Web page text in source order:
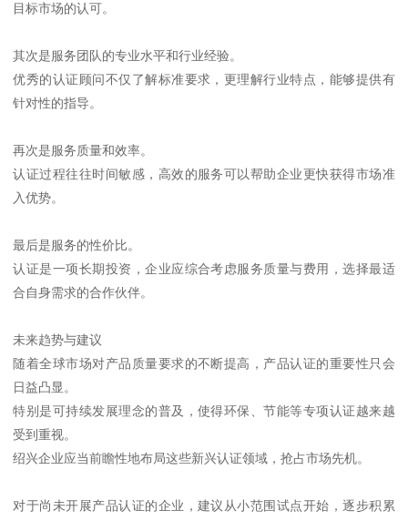
目标市场的认可。
其次是服务团队的专业水平和行业经验。
优秀的认证顾问不仅了解标准要求，更理解行业特点，能够提供有
针对性的指导。
再次是服务质量和效率。
认证过程往往时间敏感，高效的服务可以帮助企业更快获得市场准
入优势。
最后是服务的性价比。
认证是一项长期投资，企业应综合考虑服务质量与费用，选择最适
合自身需求的合作伙伴。
未来趋势与建议
随着全球市场对产品质量要求的不断提高，产品认证的重要性只会
日益凸显。
特别是可持续发展理念的普及，使得环保、节能等专项认证越来越
受到重视。
绍兴企业应当前瞻性地布局这些新兴认证领域，抢占市场先机。
对于尚未开展产品认证的企业，建议从小范围试点开始，逐步积累